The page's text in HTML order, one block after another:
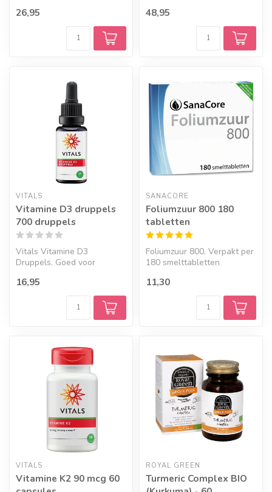
vegetaris...
26,95
vegetaris...
48,95
VITALS
Vitamine D3 druppels
700 druppels
Vitals Vitamine D3
Druppels. Goed voor
van 10 mcg.
16,95
SANACORE
Foliumzuur 800 180
tabletten
Foliumzuur 800. Verpakt per
180 smelttabletten
11,30
VITALS
Vitamine K2 90 mcg 60
ROYAL GREEN
Turmeric Complex BIO